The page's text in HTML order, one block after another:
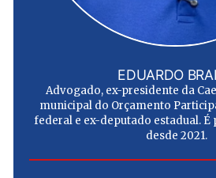
EDUARDO
Advogado, ex-presidente da
municipal do Orçamento
federal e ex-deputado estadual. É
desde 2021.